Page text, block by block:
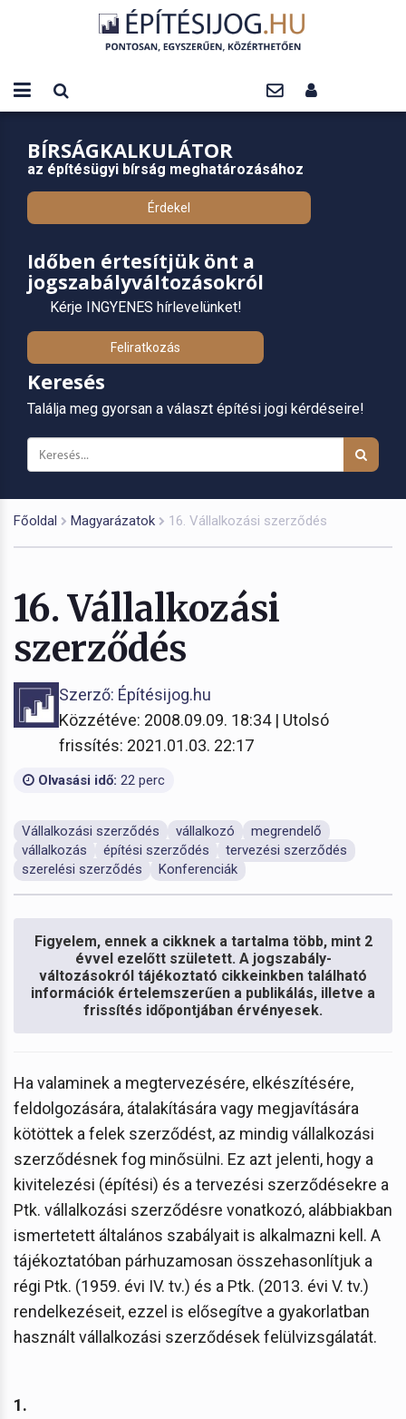
BÍRSÁGKALKULÁTOR
az építésügyi bírság meghatározásához
Érdekel
Időben értesítjük önt a
jogszabályváltozásokról
Kérje INGYENES hírlevelünket!
Feliratkozás
Keresés
Találja meg gyorsan a választ építési jogi kérdéseire!
Főoldal Magyarázatok 16. Vállalkozási szerződés
16. Vállalkozási
szerződés
Szerző: Építésijog.hu
Közzétéve: 2008.09.09. 18:34 | Utolsó
frissítés: 2021.01.03. 22:17
Olvasási idő: 22 perc
Vállalkozási szerződés vállalkozó
megrendelő
vállalkozás
építési szerződés
tervezési szerződés
szerelési szerződés
Konferenciák
Figyelem, ennek a cikknek a tartalma több, mint 2
évvel ezelőtt született. A jogszabály-
változásokról tájékoztató cikkeinkben található
információk értelemszerűen a publikálás, illetve a
frissítés időpontjában érvényesek.
Ha valaminek a megtervezésére, elkészítésére,
feldolgozására, átalakítására vagy megjavítására
kötöttek a felek szerződést, az mindig vállalkozási
szerződésnek fog minősülni. Ez azt jelenti, hogy a
kivitelezési (építési) és a tervezési szerződésekre a
Ptk. vállalkozási szerződésre vonatkozó, alábbiakban
ismertetett általános szabályait is alkalmazni kell. A
tájékoztatóban párhuzamosan összehasonlítjuk a
régi Ptk. (1959. évi IV. tv.) és a Ptk. (2013. évi V. tv.)
rendelkezéseit, ezzel is elősegítve a gyakorlatban
használt vállalkozási szerződések felülvizsgálatát.
1.